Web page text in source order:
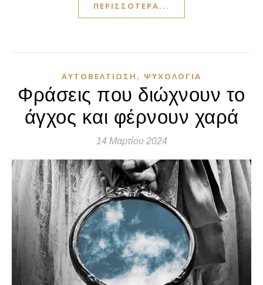
ΠΕΡΙΣΣΌΤΕΡΑ...
ΑΥΤΟΒΕΛΤΊΩΣΗ , ΨΥΧΟΛΟΓΊΑ
Φράσεις που διώχνουν το
άγχος και φέρνουν χαρά
14 Μαρτίου 2024